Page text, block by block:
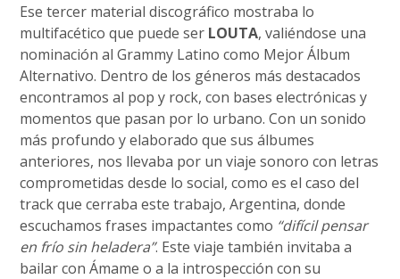
Ese tercer material discográfico mostraba lo
multifacético que puede ser LOUTA, valiéndose una
nominación al Grammy Latino como Mejor Álbum
Alternativo. Dentro de los géneros más destacados
encontramos al pop y rock, con bases electrónicas y
momentos que pasan por lo urbano. Con un sonido
más profundo y elaborado que sus álbumes
anteriores, nos llevaba por un viaje sonoro con letras
comprometidas desde lo social, como es el caso del
track que cerraba este trabajo, Argentina, donde
escuchamos frases impactantes como “difícil pensar
en frío sin heladera”. Este viaje también invitaba a
bailar con Ámame o a la introspección con su